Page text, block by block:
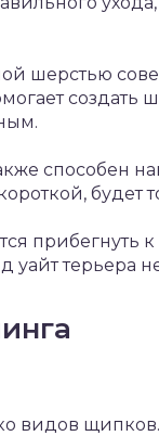
шерстью
способен
будет
уайт терьера
видов